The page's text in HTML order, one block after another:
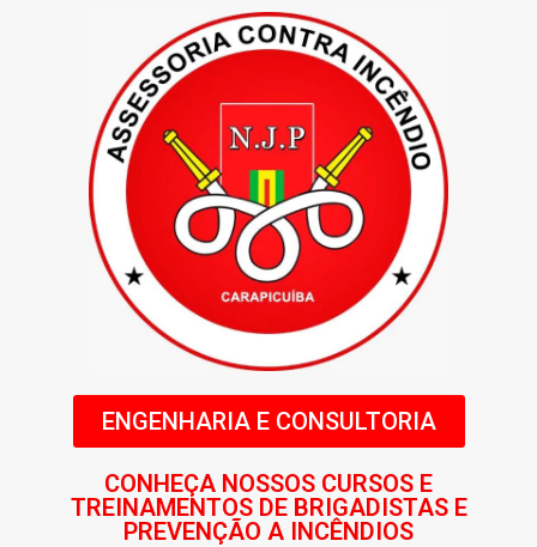
ENGENHARIA E CONSULTORIA
CONHEÇA NOSSOS CURSOS E
TREINAMENTOS DE BRIGADISTAS E
PREVENÇÃO A INCÊNDIOS